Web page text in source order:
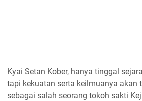
Kyai Setan Kober, hanya tinggal
tapi kekuatan serta keilmuanya akan
sebagai salah seorang tokoh sakti